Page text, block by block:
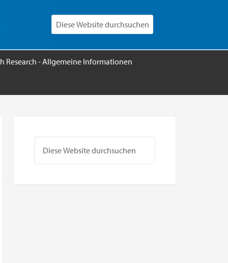
Research - Allgemeine Informationen